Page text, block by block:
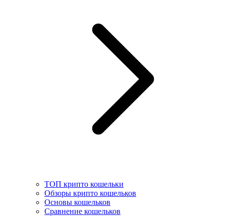
ТОП крипто кошельки
Обзоры крипто кошельков
Основы кошельков
Сравнение кошельков